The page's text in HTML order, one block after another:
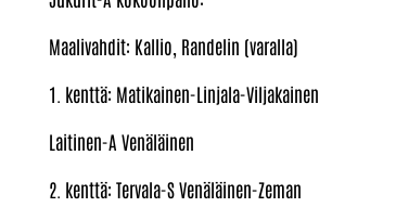
Maalivahdit: Kallio, Randelin (varalla)
1. kenttä: Matikainen-Linjala-Viljakainen
Laitinen-A Venäläinen
2. kenttä: Tervala-S Venäläinen-Zeman